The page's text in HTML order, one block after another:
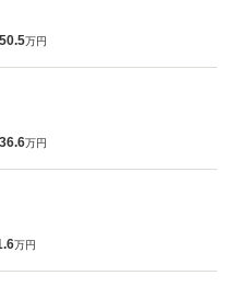
万円
万円
万円